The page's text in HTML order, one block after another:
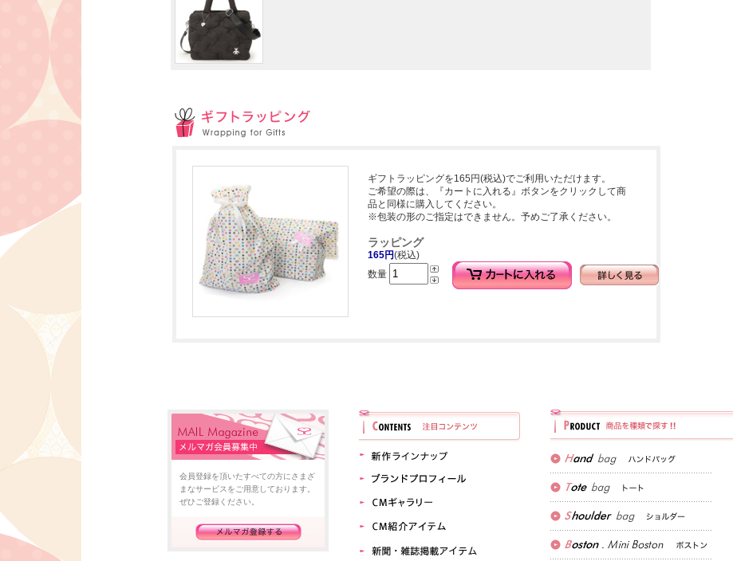
ギフトラッピングを165円(税込)でご利用いただけます。
ご希望の際は、『カートに入れる』ボタンをクリックして商
品と同様に購入してください。
※包装の形のご指定はできません。予めご了承ください。
ラッピング
165円(税込)
数量
会員登録を頂いたすべての方にさまざ
まなサービスをご用意しております。
ぜひご登録ください。